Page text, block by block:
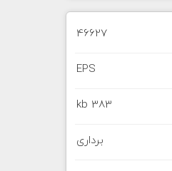
46627
EPS
383 kb
برداری